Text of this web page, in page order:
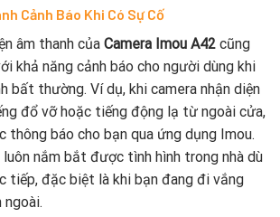
Cảnh Báo Khi Có Sự Cố
âm thanh của Camera Imou A42 cũng
khả năng cảnh báo cho người dùng khi
bất thường. Ví dụ, khi camera nhận diện
đổ vỡ hoặc tiếng động lạ từ ngoài cửa,
thông báo cho bạn qua ứng dụng Imou.
nắm bắt được tình hình trong nhà dù
tiếp, đặc biệt là khi bạn đang đi vắng
ngoài.